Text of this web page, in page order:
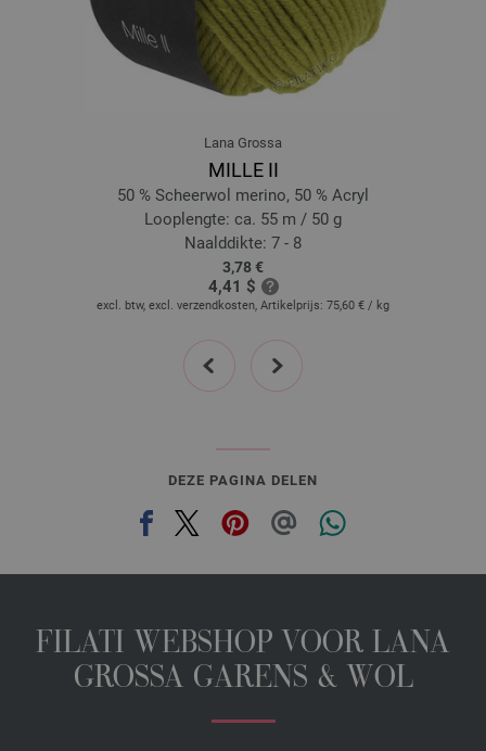
18-petrol | EAN: 4033493286411
19-donker grijs | EAN: 4033493286428
20-nacht blauw | EAN: 4033493306195
21-licht blauw | EAN: 4033493306201
24-rood | EAN: 4033493306232
25-wijnrood | EAN: 4033493306249
26-zalm | EAN: 4033493306256
28-felroze | EAN: 4033493329071
30-donker violet | EAN: 4033493329101
31-blauw | EAN: 4033493329118
33-ruwe witte | EAN: 4033493329132
34-koraal | EAN: 4033493345620
35-rood | EAN: 4033493345637
36-violet | EAN: 4033493345644
39-donker petrol | EAN: 4033493345675
40-rose | EAN: 4033493363259
41-foksia | EAN: 4033493363266
Lana Grossa
MILLE II
50 % Scheerwol merino, 50 % Acryl
Looplengte: ca. 55 m / 50 g
Naalddikte: 7 - 8
3,78 €
4,41 $
excl. btw, excl. verzendkosten, Artikelprijs: 75,60 € / kg
prev next
DEZE PAGINA DELEN
FILATI WEBSHOP VOOR LANA
GROSSA GARENS & WOL